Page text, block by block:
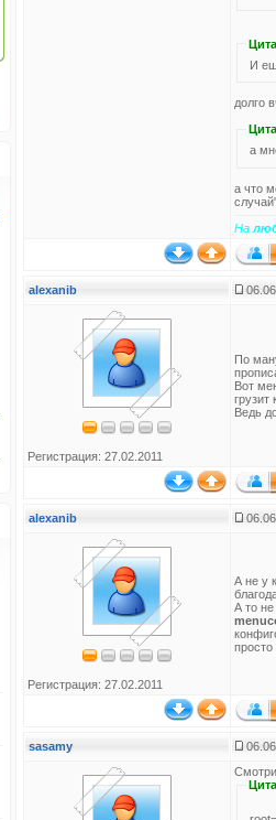
И
долго
а
а что
На
alexanib
Регистрация: 27.02.2011
По
Вот
грузит
Ведь
alexanib
Регистрация: 27.02.2011
А не у
А то
sasamy